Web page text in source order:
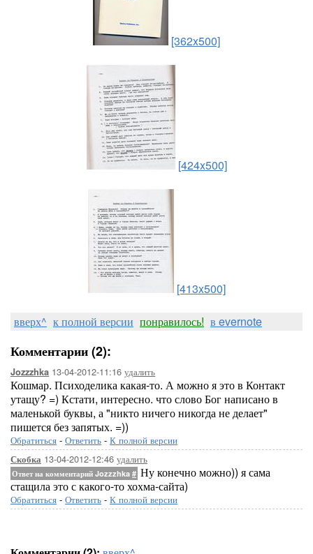
[362x500]
[424x500]
[413x500]
вверх^ к полной версии понравилось! в evernote
Комментарии (2):
Jozzzhka 13-04-2012-11:16 удалить
Кошмар. Психоделика какая-то. А можно я это в Контакт
утащу? =) Кстати, интересно. что слово Бог написано в
маленькой буквы, а "никто ничего никогда не делает"
пишется без запятых. =))
Обратиться - Ответить - К полной версии
Скобка 13-04-2012-12:46 удалить
Ответ на комментарий Jozzzhka # Ну конечно можно)) я сама
стащила это с какого-то хохма-сайта)
Обратиться - Ответить - К полной версии